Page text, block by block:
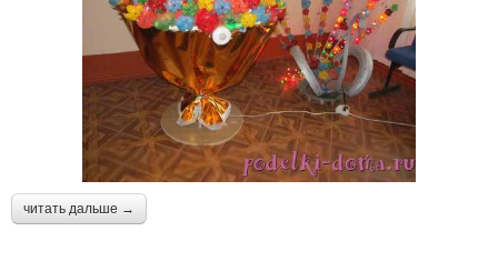
читать дальше →